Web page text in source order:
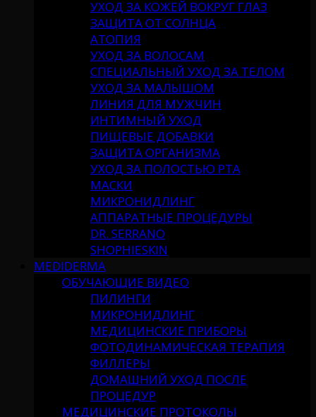
УХОД ЗА КОЖЕЙ ВОКРУГ ГЛАЗ
ЗАЩИТА ОТ СОЛНЦА
АТОПИЯ
УХОД ЗА ВОЛОСАМ
СПЕЦИАЛЬНЫЙ УХОД ЗА ТЕЛОМ
УХОД ЗА МАЛЫШОМ
ЛИНИЯ ДЛЯ МУЖЧИН
ИНТИМНЫЙ УХОД
ПИЩЕВЫЕ ДОБАВКИ
ЗАЩИТА ОРГАНИЗМА
УХОД ЗА ПОЛОСТЬЮ РТА
МАСКИ
МИКРОНИДЛИНГ
АППАРАТНЫЕ ПРОЦЕДУРЫ
DR. SERRANO
SHOPHIESKIN
MEDIDERMA
ОБУЧАЮЩИЕ ВИДЕО
ПИЛИНГИ
МИКРОНИДЛИНГ
МЕДИЦИНСКИЕ ПРИБОРЫ
ФОТОДИНАМИЧЕСКАЯ ТЕРАПИЯ
ФИЛЛЕРЫ
ДОМАШНИЙ УХОД ПОСЛЕ
ПРОЦЕДУР
МЕДИЦИНСКИЕ ПРОТОКОЛЫ